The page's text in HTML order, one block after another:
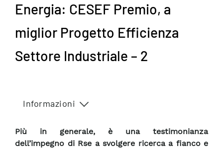
Energia: CESEF Premio, a
miglior Progetto Efficienza
Settore Industriale – 2
Informazioni
Più in generale, è una testimonianza
dell’impegno di Rse a svolgere ricerca a fianco e